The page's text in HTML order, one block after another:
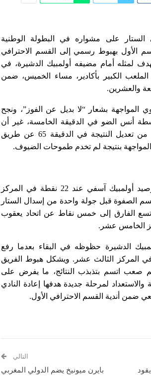
الستار على مشواره في البطولة الوطنية
الأول بهبوط رسمي إلى القسم الاحترافي
لمثله أمام مضيفه أولمبيك الدشيرة، في
الملعب الكبير بأكادير، مساء الخميس، ضمن
والعشرين.
المواجهة بشعار “لا بديل عن الفوز”، ونجح
أنس الضو في الدقيقة الخامسة، غير أن
أصحاب الأرض تمكنوا من تعديل النتيجة في الدقيقة 65 عن طريق
المواجهة بنتيجة لم تخدم طموحات الضيوف.
وبهذه النتيجة، تجمد رصيد أولمبيك آسفي عند 22 نقطة في المركز
قسم الصفوة قبل جولة واحدة من إسدال الستار
الفارق إلى خمس نقاط عن اتحاد يعقوب
الخامس عشر.
الدشيرة حظوظه في البقاء بعدما رفع
30 نقطة في المركز الثالث عشر. ويشكل هبوط الفريق
صعب اتسم بتذبذب النتائج، ما يفرض على
لمرحلة جديدة هدفها إعادة النادي
ضمن أندية القسم الاحترافي الأول.
التالي
بايرن ميونيخ يضم الدولي المغربي